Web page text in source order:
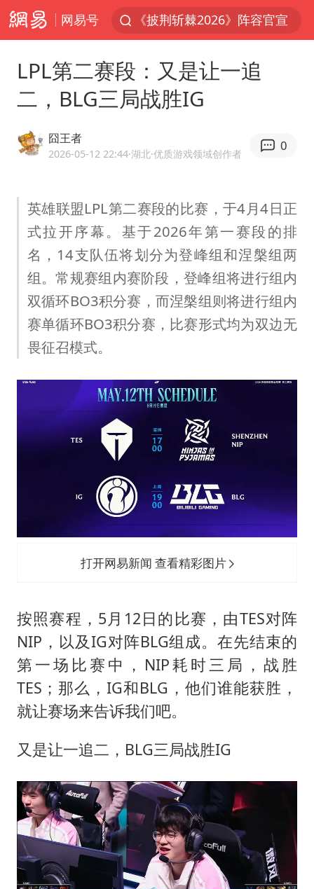
网易号
《披荆斩棘2026》阵容官宣
美将每月供乌爱国者拦截导弹
新疆一婚礼线上邀请引热议
《龙餐馆》 冲奖
世界第1特鲁姆普斯诺克中国赛一轮游
上门女婿出轨女邻居多年被判重婚罪
构建更高水平的全民健身公共服务体系
曹颖儿子首次演长剧
LPL第二赛段：又是让一追
二，BLG三局战胜IG
囧王者
2026-05-12 22:44·湖北·优质游戏领域创作者
0
英雄联盟LPL第二赛段的比赛，于4月4日正
式拉开序幕。基于2026年第一赛段的排
名，14支队伍将划分为登峰组和涅槃组两
组。常规赛组内赛阶段，登峰组将进行组内
双循环BO3积分赛，而涅槃组则将进行组内
赛单循环BO3积分赛，比赛形式均为双边无
畏征召模式。
打开网易新闻 查看精彩图片
按照赛程，5月12日的比赛，由TES对阵
NIP，以及IG对阵BLG组成。在先结束的
第一场比赛中，NIP耗时三局，战胜
TES；那么，IG和BLG，他们谁能获胜，
就让赛场来告诉我们吧。
又是让一追二，BLG三局战胜IG